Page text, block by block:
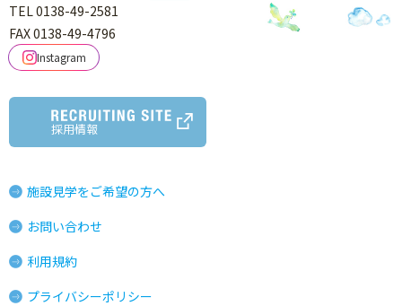
TEL 0138-49-2581
FAX 0138-49-4796
Instagram
採用情報
施設見学をご希望の方へ
お問い合わせ
利用規約
プライバシーポリシー